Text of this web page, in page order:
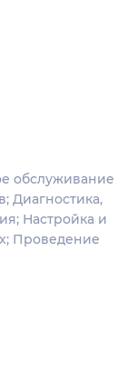
обслуживание
Диагностика,
Настройка и
Проведение